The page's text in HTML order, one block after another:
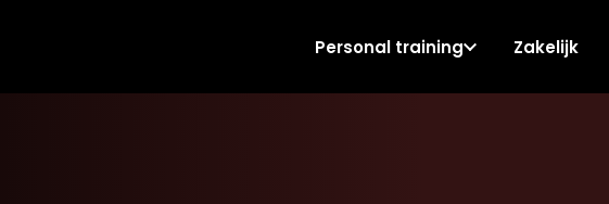
Personal training Zakelijk